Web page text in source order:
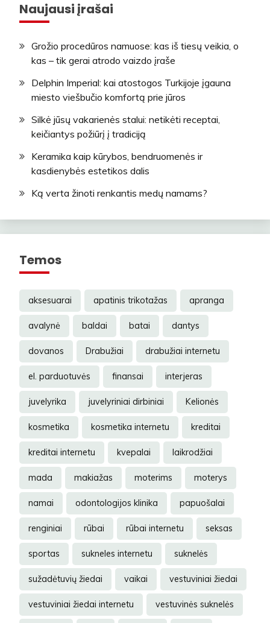
Naujausi įrašai
Grožio procedūros namuose: kas iš tiesų veikia, o
kas – tik gerai atrodo vaizdo įraše
Delphin Imperial: kai atostogos Turkijoje įgauna
miesto viešbučio komfortą prie jūros
Silkė jūsų vakarienės stalui: netikėti receptai,
keičiantys požiūrį į tradiciją
Keramika kaip kūrybos, bendruomenės ir
kasdienybės estetikos dalis
Ką verta žinoti renkantis medų namams?
Temos
aksesuarai apatinis trikotažas apranga
avalynė baldai batai dantys
dovanos Drabužiai drabužiai internetu
el. parduotuvės finansai interjeras
juvelyrika juvelyriniai dirbiniai Kelionės
kosmetika kosmetika internetu kreditai
kreditai internetu kvepalai laikrodžiai
mada makiažas moterims moterys
namai odontologijos klinika papuošalai
renginiai rūbai rūbai internetu seksas
sportas sukneles internetu suknelės
sužadėtuvių žiedai vaikai vestuviniai žiedai
vestuviniai žiedai internetu vestuvinės suknelės